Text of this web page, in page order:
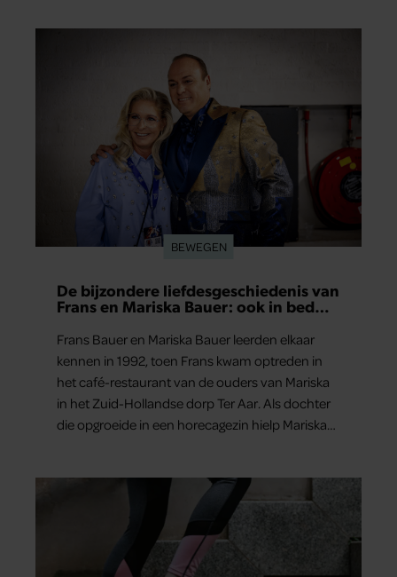
BEWEGEN
De bijzondere liefdesgeschiedenis van
Frans en Mariska Bauer: ook in bed
Frans Bauer en Mariska Bauer leerden elkaar
kennen in 1992, toen Frans kwam optreden in
het café-restaurant van de ouders van Mariska
in het Zuid-Hollandse dorp Ter Aar. Als dochter
die opgroeide in een horecagezin hielp Mariska